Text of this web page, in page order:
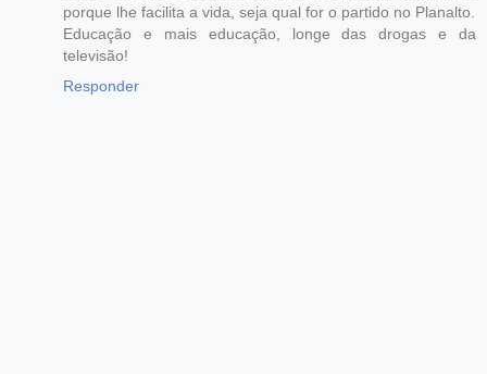
porque lhe facilita a vida, seja qual for o partido no Planalto.
Educação e mais educação, longe das drogas e da
televisão!
Responder